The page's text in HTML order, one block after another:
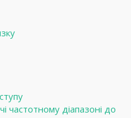
частотному діапазоні до